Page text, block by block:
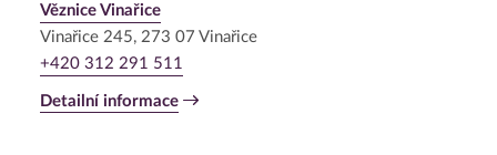
Věznice Vinařice
Vinařice 245, 273 07 Vinařice
+420 312 291 511
Detailní informace